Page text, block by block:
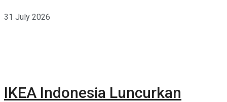
31 July 2026
IKEA Indonesia Luncurkan